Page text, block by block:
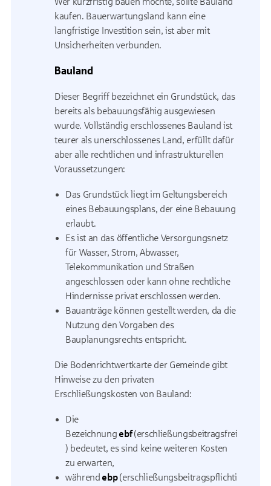
kaufen. Bauerwartungsland kann eine
langfristige Investition sein, ist aber mit
Unsicherheiten verbunden.
Bauland
Dieser Begriff bezeichnet ein Grundstück, das
bereits als bebauungsfähig ausgewiesen
wurde. Vollständig erschlossenes Bauland ist
teurer als unerschlossenes Land, erfüllt dafür
aber alle rechtlichen und infrastrukturellen
Voraussetzungen:
Das Grundstück liegt im Geltungsbereich
eines Bebauungsplans, der eine Bebauung
erlaubt.
Es ist an das öffentliche Versorgungsnetz
für Wasser, Strom, Abwasser,
Telekommunikation und Straßen
angeschlossen oder kann ohne rechtliche
Hindernisse privat erschlossen werden.
Bauanträge können gestellt werden, da die
Nutzung den Vorgaben des
Bauplanungsrechts entspricht.
Die Bodenrichtwertkarte der Gemeinde gibt
Hinweise zu den privaten
Erschließungskosten von Bauland:
Die
Bezeichnung ebf(erschließungsbeitragsfrei
) bedeutet, es sind keine weiteren Kosten
zu erwarten,
während ebp(erschließungsbeitragspflichti